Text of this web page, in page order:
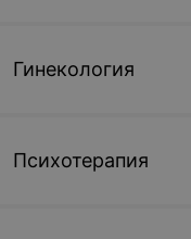
Гинекология
Психотерапия